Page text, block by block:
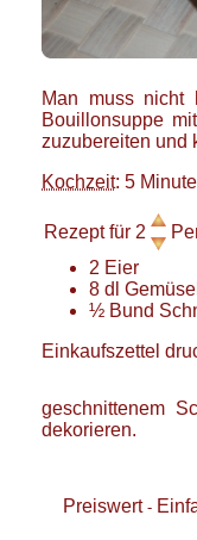
Man muss nicht
Bouillonsuppe
zuzubereiten und
Kochzeit: 5
Rezept für 2
2 Eier
8 dl
½ Bund
Einkaufszettel
geschnittenem
dekorieren.
Preiswert-